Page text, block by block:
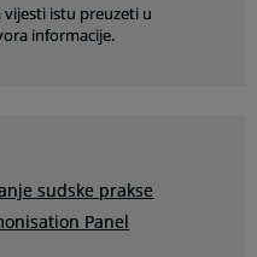
vijesti istu preuzeti u
informacije.
sudske prakse
Panel